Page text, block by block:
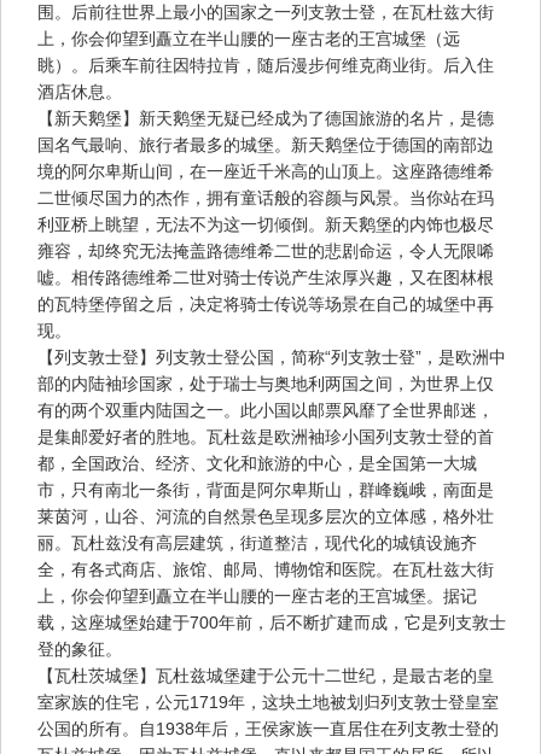
围。后前往世界上最小的国家之一列支敦士登，在瓦杜兹大街
上，你会仰望到矗立在半山腰的一座古老的王宫城堡（远
眺）。后乘车前往因特拉肯，随后漫步何维克商业街。后入住
酒店休息。
【新天鹅堡】新天鹅堡无疑已经成为了德国旅游的名片，是德
国名气最响、旅行者最多的城堡。新天鹅堡位于德国的南部边
境的阿尔卑斯山间，在一座近千米高的山顶上。这座路德维希
二世倾尽国力的杰作，拥有童话般的容颜与风景。当你站在玛
利亚桥上眺望，无法不为这一切倾倒。新天鹅堡的内饰也极尽
雍容，却终究无法掩盖路德维希二世的悲剧命运，令人无限唏
嘘。相传路德维希二世对骑士传说产生浓厚兴趣，又在图林根
的瓦特堡停留之后，决定将骑士传说等场景在自己的城堡中再
现。
【列支敦士登】列支敦士登公国，简称“列支敦士登”，是欧洲中
部的内陆袖珍国家，处于瑞士与奥地利两国之间，为世界上仅
有的两个双重内陆国之一。此小国以邮票风靡了全世界邮迷，
是集邮爱好者的胜地。瓦杜兹是欧洲袖珍小国列支敦士登的首
都，全国政治、经济、文化和旅游的中心，是全国第一大城
市，只有南北一条街，背面是阿尔卑斯山，群峰巍峨，南面是
莱茵河，山谷、河流的自然景色呈现多层次的立体感，格外壮
丽。瓦杜兹没有高层建筑，街道整洁，现代化的城镇设施齐
全，有各式商店、旅馆、邮局、博物馆和医院。在瓦杜兹大街
上，你会仰望到矗立在半山腰的一座古老的王宫城堡。据记
载，这座城堡始建于700年前，后不断扩建而成，它是列支敦士
登的象征。
【瓦杜茨城堡】瓦杜兹城堡建于公元十二世纪，是最古老的皇
室家族的住宅，公元1719年，这块土地被划归列支敦士登皇室
公国的所有。自1938年后，王侯家族一直居住在列支教士登的